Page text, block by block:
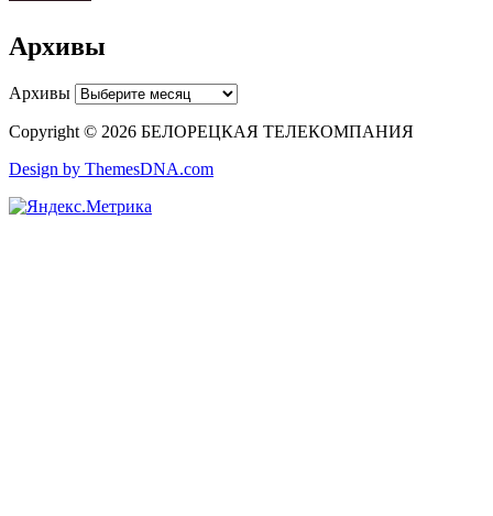
Архивы
Архивы
Copyright © 2026 БЕЛОРЕЦКАЯ ТЕЛЕКОМПАНИЯ
Design by ThemesDNA.com